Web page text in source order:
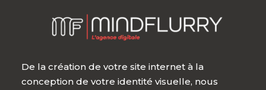
De la création de votre site internet à la
conception de votre identité visuelle, nous